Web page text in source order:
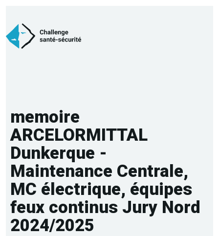
memoire
ARCELORMITTAL
Dunkerque -
Maintenance Centrale,
MC électrique, équipes
feux continus Jury Nord
2024/2025